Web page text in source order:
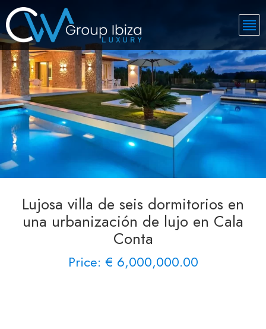
Lujosa villa de seis dormitorios en
una urbanización de lujo en Cala
Conta
Price: € 6,000,000.00